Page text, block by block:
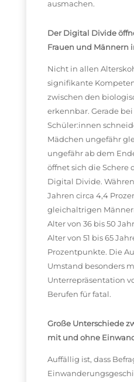
ausmachen.
Der Digital Divide
Frauen und Männern
Nicht in allen
signifikante
zwischen den
erkennbar. Gerade
Schüler:innen
Mädchen ungefähr
ungefähr ab dem
öffnet sich die Schere
Digital Divide.
Jahren circa 4,4
gleichaltrigen
Alter von 36 bis 50
Alter von 51 bis 65
Prozentpunkte. Die
Umstand besonders
Unterrepräsentation
Berufen für fatal.
Große Unterschiede
mit und ohne
Auffällig ist, dass